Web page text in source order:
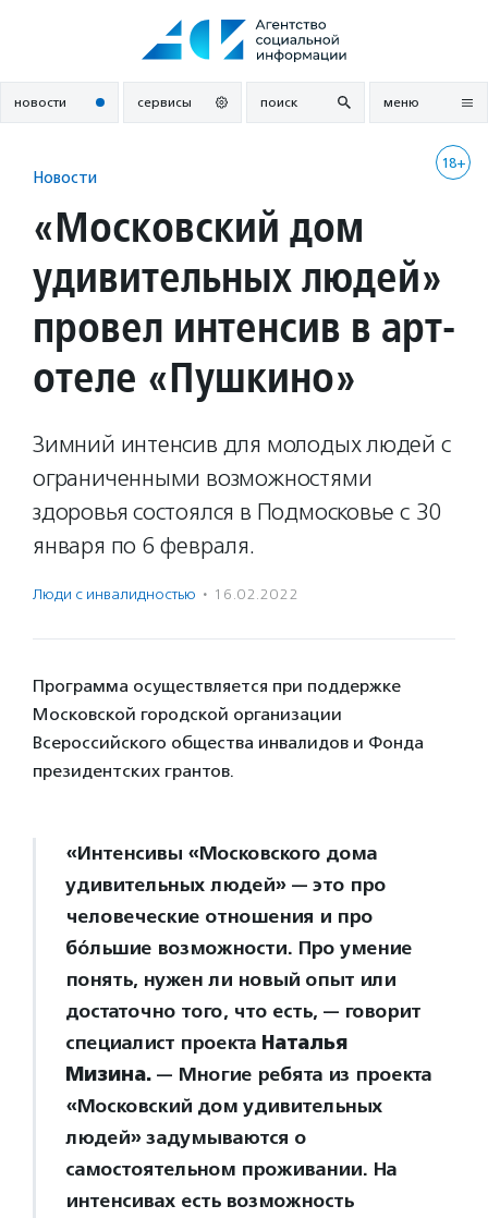
новости сервисы поиск меню
18+
Новости
«Московский дом
удивительных людей»
провел интенсив в арт-
отеле «Пушкино»
Зимний интенсив для молодых людей с
ограниченными возможностями
здоровья состоялся в Подмосковье с 30
января по 6 февраля.
Люди с инвалидностью · 16.02.2022
Программа осуществляется при поддержке
Московской городской организации
Всероссийского общества инвалидов и Фонда
президентских грантов.
«Интенсивы «Московского дома
удивительных людей» — это про
человеческие отношения и про
бóльшие возможности. Про умение
понять, нужен ли новый опыт или
достаточно того, что есть, — говорит
специалист проекта Наталья
Мизина. — Многие ребята из проекта
«Московский дом удивительных
людей» задумываются о
самостоятельном проживании. На
интенсивах есть возможность